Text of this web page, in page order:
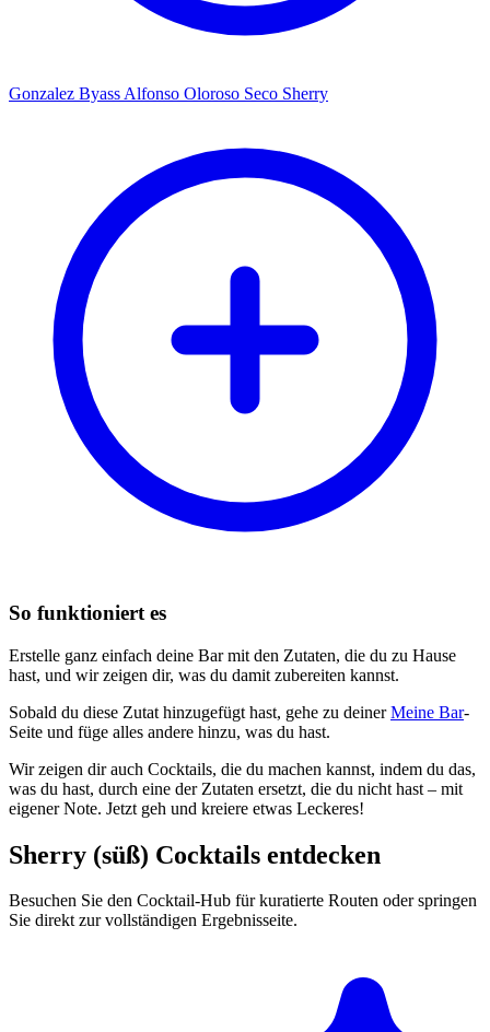
Gonzalez Byass Alfonso Oloroso Seco Sherry
So funktioniert es
Erstelle ganz einfach deine Bar mit den Zutaten, die du zu Hause
hast, und wir zeigen dir, was du damit zubereiten kannst.
Sobald du diese Zutat hinzugefügt hast, gehe zu deinerMeine Bar-
Seite und füge alles andere hinzu, was du hast.
Wir zeigen dir auch Cocktails, die du machen kannst, indem du das,
was du hast, durch eine der Zutaten ersetzt, die du nicht hast – mit
eigener Note. Jetzt geh und kreiere etwas Leckeres!
Sherry (süß) Cocktails entdecken
Besuchen Sie den Cocktail-Hub für kuratierte Routen oder springen
Sie direkt zur vollständigen Ergebnisseite.